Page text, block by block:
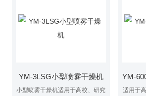
材料在
YM-3LSG小型喷雾干燥机
小型喷雾干燥机适用于高校、研究
适用于